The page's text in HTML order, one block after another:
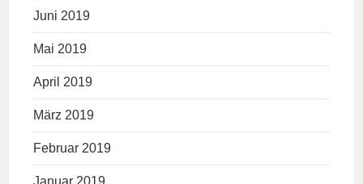
Juni 2019
Mai 2019
April 2019
März 2019
Februar 2019